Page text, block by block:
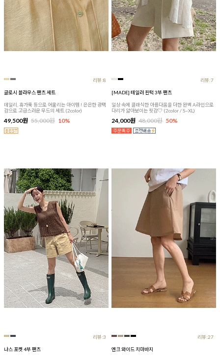
리뷰:8
글로시 블라우스 팬츠 세트
데일리, 휴가룩 등으로 어울리는 아이템 ! 은은한 광택
감으로 고급스러운 무드의 세트 (2color)
49,500원 55,000원 10%
리뷰:7
[MADE] 테일러 핀턱 3부 팬츠
일상 속에 클래식한 아름다움을 더한 완벽 A라인으로
다리가 얇아보이는 핏감♡ (2color / S~XL)
24,000원 48,000원 50%
리뷰:3
나스 포켓 4부 팬츠
리뷰:27
엔크 와이드 치마바지